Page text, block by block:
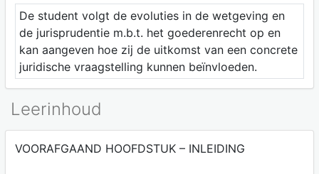
De student volgt de evoluties in de wetgeving en
de jurisprudentie m.b.t. het goederenrecht op en
kan aangeven hoe zij de uitkomst van een concrete
juridische vraagstelling kunnen beïnvloeden.
Leerinhoud
VOORAFGAAND HOOFDSTUK – INLEIDING